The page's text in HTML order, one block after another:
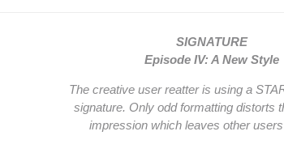
SIGNATURE
Episode IV: A New Style
The creative user reatter is using a
signature. Only odd formatting distorts
impression which leaves other